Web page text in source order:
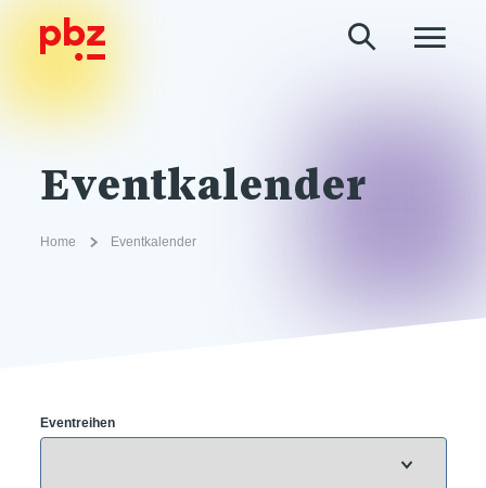
Eventkalender
Home Eventkalender
Eventreihen